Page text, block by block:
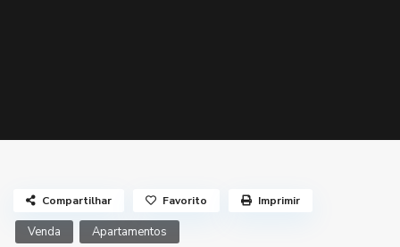
Venda Apartamentos
Compartilhar Favorito Imprimir